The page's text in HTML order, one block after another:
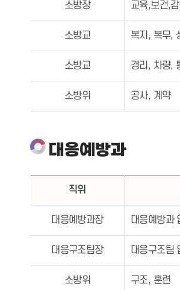
소방장 교육,보건,
소방교 복지, 복무,
소방교 경리, 차량,
소방위 공사, 계약
대응예방과
직위
대응예방과장 대응예방과
대응구조팀장 대응구조팀
소방위 구조, 훈련